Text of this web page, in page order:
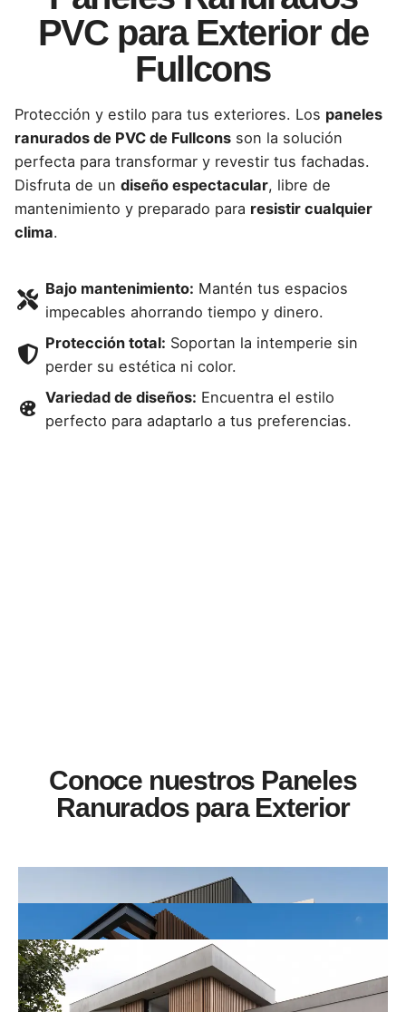
PVC para Exterior de
Fullcons
Protección y estilo para tus exteriores. Los paneles
ranurados de PVC de Fullcons son la solución
perfecta para transformar y revestir tus fachadas.
Disfruta de un diseño espectacular, libre de
mantenimiento y preparado para resistir cualquier
clima.
Bajo mantenimiento: Mantén tus espacios
impecables ahorrando tiempo y dinero.
Protección total: Soportan la intemperie sin
perder su estética ni color.
Variedad de diseños: Encuentra el estilo
perfecto para adaptarlo a tus preferencias.
Conoce nuestros Paneles
Ranurados para Exterior